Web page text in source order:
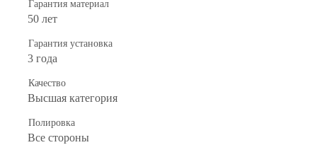
Гарантия материал
50 лет
Гарантия установка
3 года
Качество
Высшая категория
Полировка
Все стороны